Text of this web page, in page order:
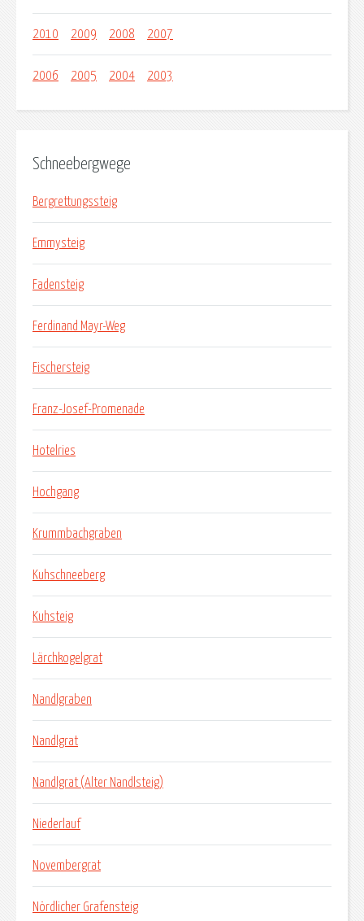
2010 2009 2008 2007
2006 2005 2004 2003
Schneebergwege
Bergrettungssteig
Emmysteig
Fadensteig
Ferdinand Mayr-Weg
Fischersteig
Franz-Josef-Promenade
Hotelries
Hochgang
Krummbachgraben
Kuhschneeberg
Kuhsteig
Lärchkogelgrat
Nandlgraben
Nandlgrat
Nandlgrat (Alter Nandlsteig)
Niederlauf
Novembergrat
Nördlicher Grafensteig